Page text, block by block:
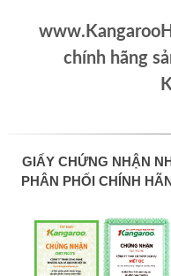
chính hãng
GIẤY CHỨNG NHẬN
PHÂN PHỐI CHÍNH